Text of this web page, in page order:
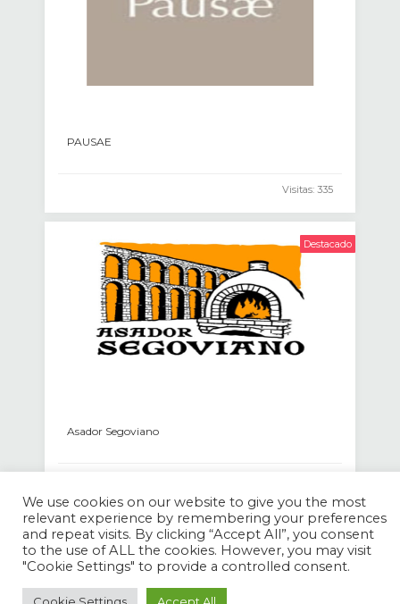
PAUSAE
Visitas: 335
Destacado
Asador Segoviano
We use cookies on our website to give you the most
relevant experience by remembering your preferences
and repeat visits. By clicking “Accept All”, you consent
to the use of ALL the cookies. However, you may visit
"Cookie Settings" to provide a controlled consent.